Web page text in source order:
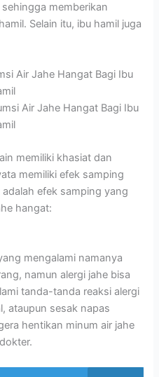
memberikan
Selain itu, ibu hamil juga
Air Jahe Hangat Bagi Ibu
memiliki khasiat dan
memiliki efek samping
efek samping yang
hangat:
mengalami namanya
namun alergi jahe bisa
tanda-tanda reaksi alergi
ataupun sesak napas
hentikan minum air jahe